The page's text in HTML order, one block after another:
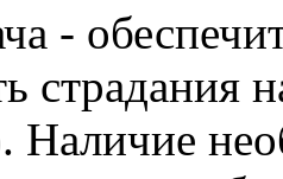
-
страдания
Наличие